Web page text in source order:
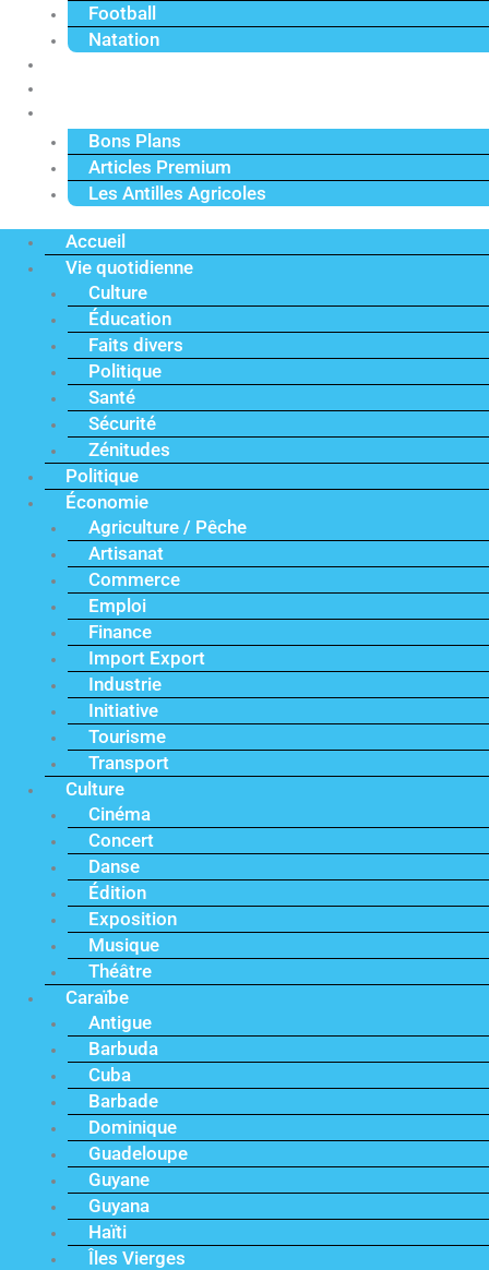
Football
Natation
Bons Plans
Articles Premium
Les Antilles Agricoles
Accueil
Vie quotidienne
Culture
Éducation
Faits divers
Politique
Santé
Sécurité
Zénitudes
Politique
Économie
Agriculture / Pêche
Artisanat
Commerce
Emploi
Finance
Import Export
Industrie
Initiative
Tourisme
Transport
Culture
Cinéma
Concert
Danse
Édition
Exposition
Musique
Théâtre
Caraïbe
Antigue
Barbuda
Cuba
Barbade
Dominique
Guadeloupe
Guyane
Guyana
Haïti
Îles Vierges